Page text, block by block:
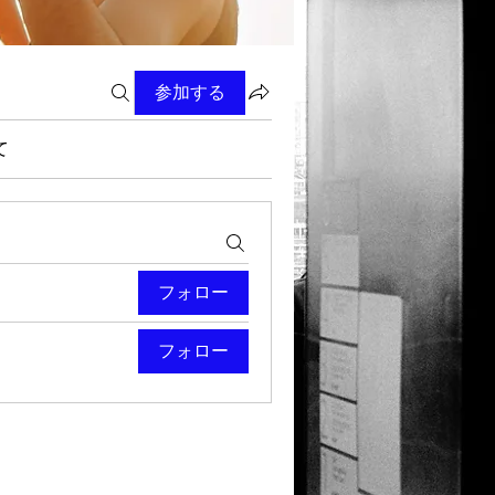
参加する
フォロー
フォロー